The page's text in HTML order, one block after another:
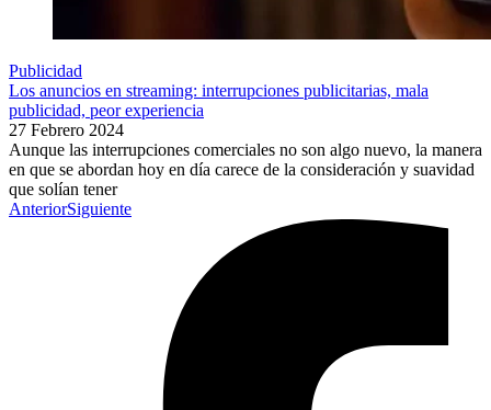
Publicidad
Los anuncios en streaming: interrupciones publicitarias, mala
publicidad, peor experiencia
27 Febrero 2024
Aunque las interrupciones comerciales no son algo nuevo, la manera
en que se abordan hoy en día carece de la consideración y suavidad
que solían tener
AnteriorSiguiente